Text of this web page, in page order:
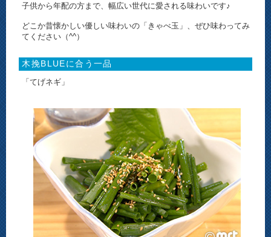
子供から年配の方まで、幅広い世代に愛される味わいです♪
どこか昔懐かしい優しい味わいの「きゃべ玉」、ぜひ味わってみ
てください（^^）
木挽BLUEに合う一品
「てげネギ」